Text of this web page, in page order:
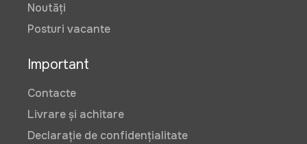
Noutăți
Posturi vacante
Important
Contacte
Livrare și achitare
Declarație de confidențialitate